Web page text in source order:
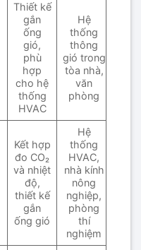
Thiết kế
gắn
ống
gió,
phù
hợp
cho hệ
thống
HVAC
Hệ
thống
thông
gió trong
tòa nhà,
văn
phòng
Kết hợp
đo CO₂
và nhiệt
độ,
thiết kế
gắn
ống gió
Hệ
thống
HVAC,
nhà kính
nông
nghiệp,
phòng
thí
nghiệm